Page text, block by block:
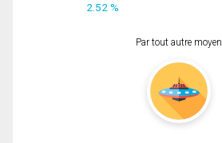
2.52 %
Par tout autre moyen